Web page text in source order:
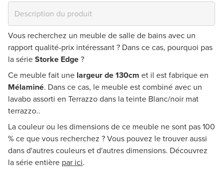
Vous recherchez un meuble de salle de bains avec un
rapport qualité-prix intéressant ? Dans ce cas, pourquoi pas
la sérieStorke Edge?
Ce meuble fait une largeur de 130cm et il est fabrique en
Mélaminé. Dans ce cas, le meuble est combiné avec un
lavabo assorti en Terrazzo dans la teinte Blanc/noir mat
terrazzo..
La couleur ou les dimensions de ce meuble ne sont pas 100
% ce que vous recherchez ? Vous pouvez le trouver aussi
dans d'autres couleurs et d'autres dimensions. Découvrez
la série entière par ici.